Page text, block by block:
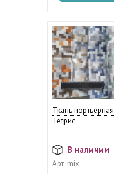
Ткань портьерная
Тетрис
В наличии
Арт.mix